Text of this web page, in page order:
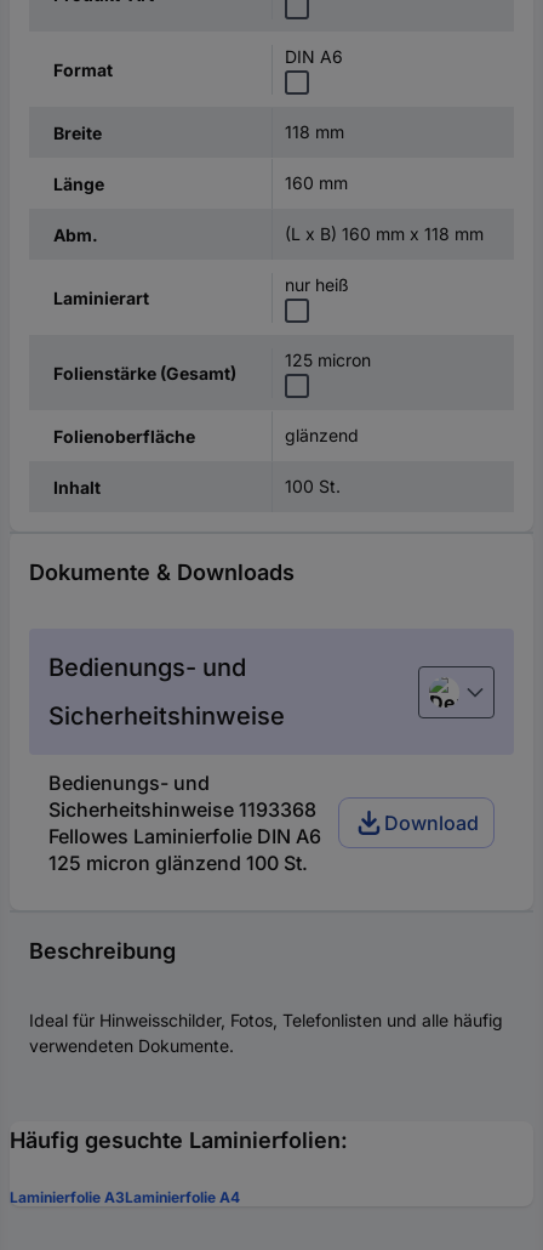
Format
DIN A6
Breite 118 mm
Länge 160 mm
Abm. (L x B) 160 mm x 118 mm
Laminierart
nur heiß
Folienstärke (Gesamt)
125 micron
Folienoberfläche glänzend
Inhalt 100 St.
Dokumente & Downloads
Bedienungs- und
Sicherheitshinweise
Deutsch
Bedienungs- und
Sicherheitshinweise 1193368
Fellowes Laminierfolie DIN A6
125 micron glänzend 100 St.
Download
Beschreibung
Ideal für Hinweisschilder, Fotos, Telefonlisten und alle häufig
verwendeten Dokumente.
Häufig gesuchte Laminierfolien:
Laminierfolie A3Laminierfolie A4